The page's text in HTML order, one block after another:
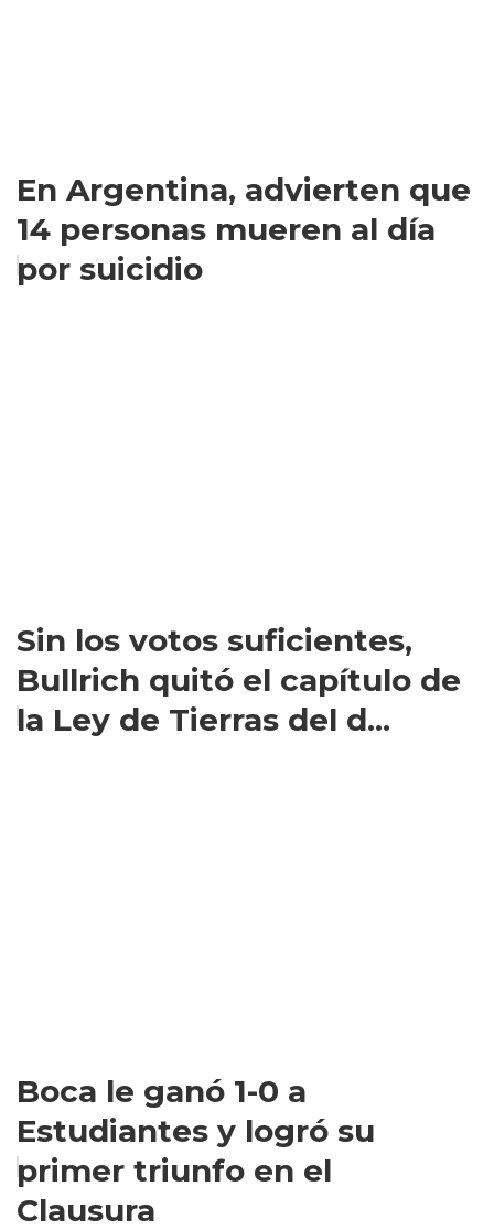
En Argentina, advierten que
14 personas mueren al día
por suicidio
Sin los votos suficientes,
Bullrich quitó el capítulo de
la Ley de Tierras del d...
Boca le ganó 1-0 a
Estudiantes y logró su
primer triunfo en el
Clausura